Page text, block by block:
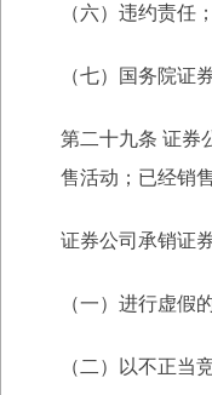
（六）违约责任；
（七）国务院证
第二十九条 证券
售活动；已经销
证券公司承销证
（一）进行虚假
（二）以不正当